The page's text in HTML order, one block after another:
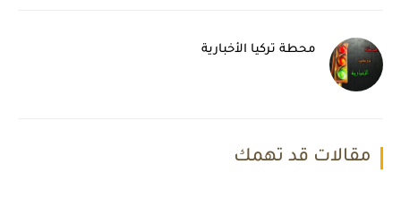
محطة تركيا الأخبارية
مقالات قد تهمك